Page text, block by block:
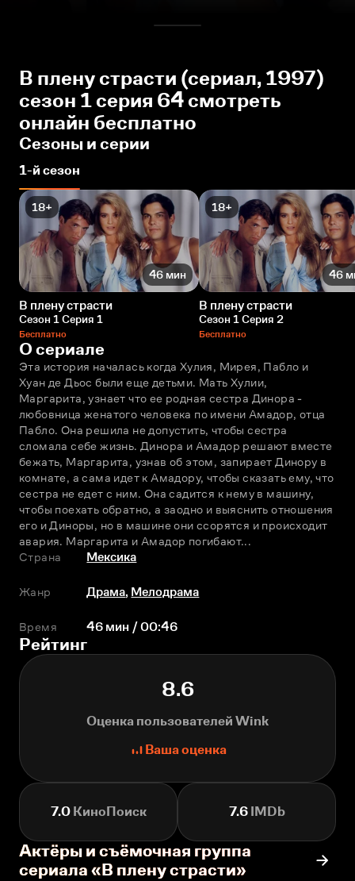
В плену страсти (сериал, 1997)
сезон 1 серия 64 смотреть
онлайн бесплатно
Сезоны и серии
1-й сезон
18+
46 мин
В плену страсти
Сезон 1 Серия 1
Бесплатно
18+
46
В плену страсти
Сезон 1 Серия 2
Бесплатно
О сериале
Эта история началась когда Хулия, Мирея, Пабло и
Хуан де Дьос были еще детьми. Мать Хулии,
Маргарита, узнает что ее родная сестра Динора -
любовница женатого человека по имени Амадор, отца
Пабло. Она решила не допустить, чтобы сестра
сломала себе жизнь. Динора и Амадор решают вместе
бежать, Маргарита, узнав об этом, запирает Динору в
комнате, а сама идет к Амадору, чтобы сказать ему, что
сестра не едет с ним. Она садится к нему в машину,
чтобы поехать обратно, а заодно и выяснить отношения
его и Диноры, но в машине они ссорятся и происходит
авария. Маргарита и Амадор погибают...
Страна
Мексика
Жанр Драма, Мелодрама
Время 46 мин / 00:46
Рейтинг
8.6
Оценка пользователей Wink
Ваша оценка
7.0КиноПоиск 7.6IMDb
Актёры и съёмочная группа
сериала «В плену страсти»